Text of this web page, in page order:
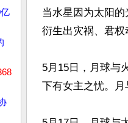
当水星因为太阳
衍生出灾祸、君权
5月15日，月球与
下有女主之忧。月